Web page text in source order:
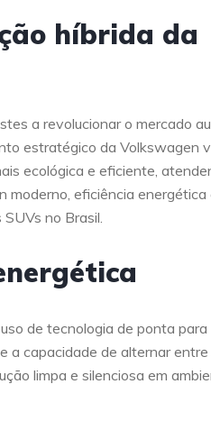
híbrida da
a revolucionar o mercado
estratégico da Volkswagen
ecológica e eficiente,
moderno, eficiência
no Brasil.
de tecnologia de ponta
a capacidade de alternar
limpa e silenciosa em